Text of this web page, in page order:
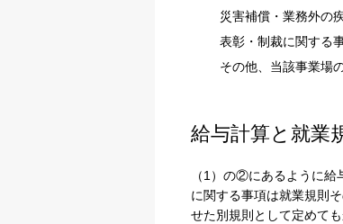
災害補償・業務外の
表彰・制裁に関する
その他、当該事業場
給与計算と就業
（1）の②にあるように
に関する事項は就業規則
せた別規則として定めて